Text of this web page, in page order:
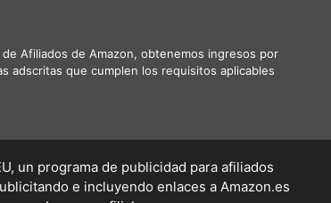
de Afiliados de Amazon, obtenemos ingresos por
adscritas que cumplen los requisitos aplicables
un programa de publicidad para afiliados
e incluyendo enlaces a Amazon.es